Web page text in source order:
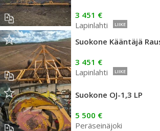
3 451 €
Lapinlahti
LIIKE
Suokone Kääntäjä
3 451 €
Lapinlahti
LIIKE
Suokone OJ-1,3 LP
5 500 €
Peräseinäjoki